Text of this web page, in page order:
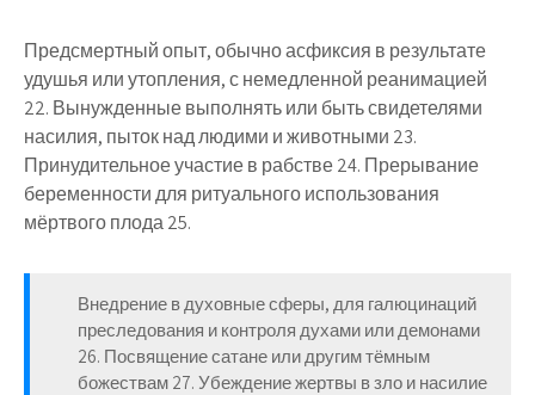
Предсмертный опыт, обычно асфиксия в результате
удушья или утопления, с немедленной реанимацией
22. Вынужденные выполнять или быть свидетелями
насилия, пыток над людими и животными 23.
Принудительное участие в рабстве 24. Прерывание
беременности для ритуального использования
мёртвого плода 25.
Внедрение в духовные сферы, для галюцинаций
преследования и контроля духами или демонами
26. Посвящение сатане или другим тёмным
божествам 27. Убеждение жертвы в зло и насилие